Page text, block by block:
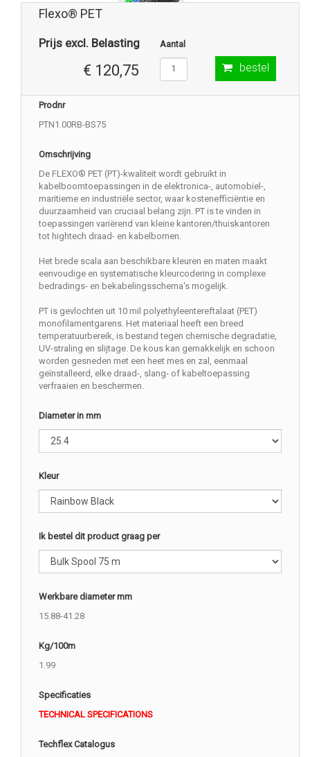
Flexo® PET
Prijs excl. Belasting
€ 120,75
Aantal
bestel
Prodnr
PTN1.00RB-BS75
Omschrijving
De FLEXO® PET (PT)-kwaliteit wordt gebruikt in
kabelboomtoepassingen in de elektronica-, automobiel-,
maritieme en industriële sector, waar kostenefficiëntie en
duurzaamheid van cruciaal belang zijn. PT is te vinden in
toepassingen variërend van kleine kantoren/thuiskantoren
tot hightech draad- en kabelbomen.
Het brede scala aan beschikbare kleuren en maten maakt
eenvoudige en systematische kleurcodering in complexe
bedradings- en bekabelingsschema's mogelijk.
PT is gevlochten uit 10 mil polyethyleentereftalaat (PET)
monofilamentgarens. Het materiaal heeft een breed
temperatuurbereik, is bestand tegen chemische degradatie,
UV-straling en slijtage. De kous kan gemakkelijk en schoon
worden gesneden met een heet mes en zal, eenmaal
geïnstalleerd, elke draad-, slang- of kabeltoepassing
verfraaien en beschermen.
Diameter in mm
Kleur
Ik bestel dit product graag per
Werkbare diameter mm
15.88-41.28
Kg/100m
1.99
Specificaties
TECHNICAL SPECIFICATIONS
Techflex Catalogus